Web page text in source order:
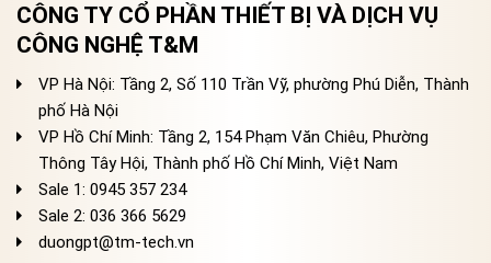
CÔNG TY CỔ PHẦN THIẾT BỊ VÀ DỊCH VỤ
CÔNG NGHỆ T&M
VP Hà Nội: Tầng 2, Số 110 Trần Vỹ, phường Phú Diễn, Thành
phố Hà Nội
VP Hồ Chí Minh: Tầng 2, 154 Phạm Văn Chiêu, Phường
Thông Tây Hội, Thành phố Hồ Chí Minh, Việt Nam
Sale 1: 0945 357 234
Sale 2: 036 366 5629
duongpt@tm-tech.vn